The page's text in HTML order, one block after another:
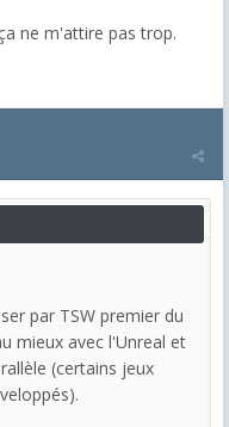
ne m'attire pas trop.
par TSW premier du
mieux avec l'Unreal et
(certains jeux